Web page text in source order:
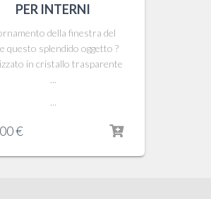
PER INTERNI
della finestra del
questo splendido oggetto ?
in cristallo trasparente
€